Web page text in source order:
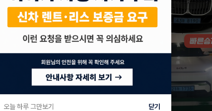
벤츠 E클래스
924,770원 X49개월
2,253,000원
1시간 전
오늘 하루 그만보기 닫기